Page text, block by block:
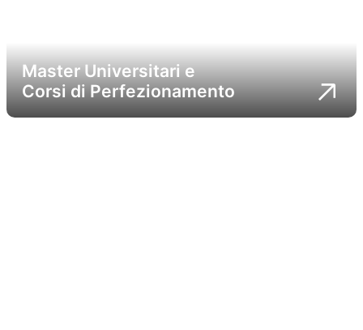
Master Universitari e
Corsi di Perfezionamento